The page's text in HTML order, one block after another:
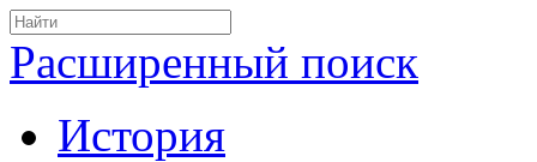
Расширенный поиск
История